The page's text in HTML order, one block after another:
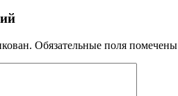
Обязательные поля помечены